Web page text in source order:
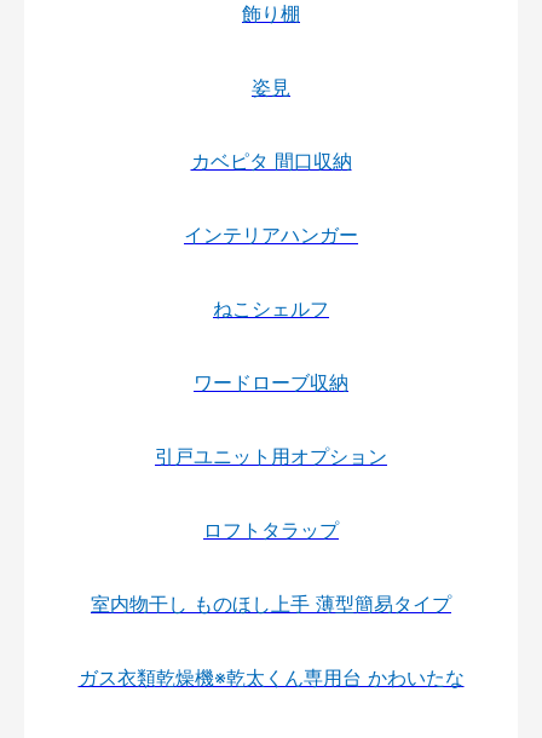
飾り棚
姿見
カベピタ 間口収納
インテリアハンガー
ねこシェルフ
ワードローブ収納
引戸ユニット用オプション
ロフトタラップ
室内物干し ものほし上手 薄型簡易タイプ
ガス衣類乾燥機※乾太くん専用台 かわいたな